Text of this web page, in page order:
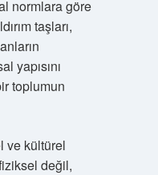
normlara göre
taşları,
yapısını
toplumun
ve kültürel
değil,